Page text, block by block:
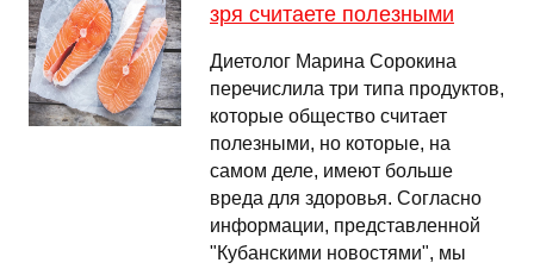
зря считаете полезными
Диетолог Марина Сорокина
перечислила три типа продуктов,
которые общество считает
полезными, но которые, на
самом деле, имеют больше
вреда для здоровья. Согласно
информации, представленной
"Кубанскими новостями", мы